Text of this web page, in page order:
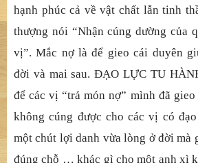
hạnh phúc cả về vật chất lẫn tinh
thượng nói “Nhận cúng dường của
vị”. Mắc nợ là để gieo cái duyên
đời và mai sau. ĐẠO LỰC TU
để các vị “trả món nợ” mình đã
không cúng được cho các vị có
một chút lợi danh vừa lòng ở đời mà
đúng chỗ … khác gì cho một anh xì